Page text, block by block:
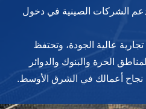
الشركات الصينية في دخول
عالية الجودة، وتحتفظ
الحرة والبنوك والدوائر
نجاح أعمالك في الشرق الأوسط.